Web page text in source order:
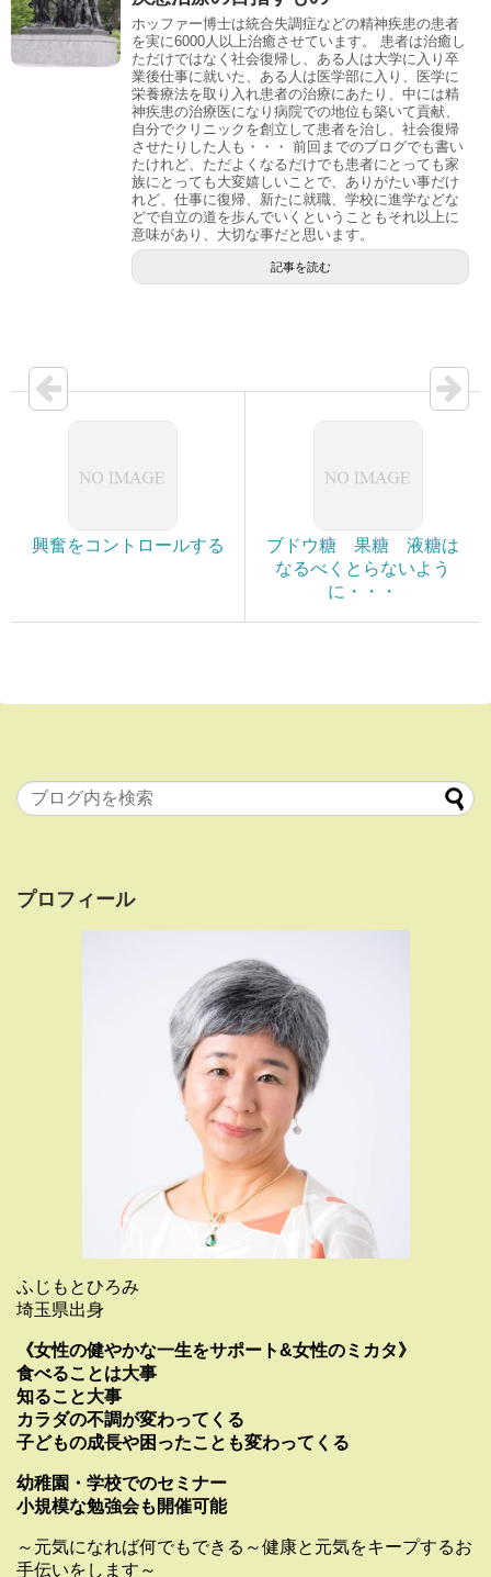
ホッファー博士は統合失調症などの精神疾患の患者
を実に6000人以上治癒させています。 患者は治癒し
ただけではなく社会復帰し、ある人は大学に入り卒
業後仕事に就いた、ある人は医学部に入り、医学に
栄養療法を取り入れ患者の治療にあたり、中には精
神疾患の治療医になり病院での地位も築いて貢献、
自分でクリニックを創立して患者を治し、社会復帰
させたりした人も・・・ 前回までのブログでも書い
たけれど、ただよくなるだけでも患者にとっても家
族にとっても大変嬉しいことで、ありがたい事だけ
れど、仕事に復帰、新たに就職、学校に進学などな
どで自立の道を歩んでいくということもそれ以上に
意味があり、大切な事だと思います。
記事を読む
興奮をコントロールする
ブドウ糖 果糖 液糖は
なるべくとらないよう
に・・・
プロフィール
ふじもとひろみ
埼玉県出身
《女性の健やかな一生をサポート&女性のミカタ》
食べることは大事
知ること大事
カラダの不調が変わってくる
子どもの成長や困ったことも変わってくる
幼稚園・学校でのセミナー
小規模な勉強会も開催可能
～元気になれば何でもできる～健康と元気をキープするお
手伝いをします～